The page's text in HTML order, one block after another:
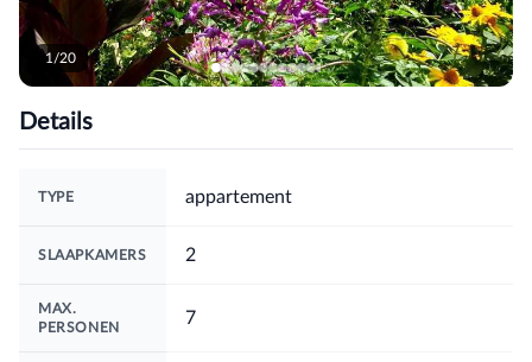
1/20
Details
TYPE appartement
SLAAPKAMERS 2
MAX.
PERSONEN
7